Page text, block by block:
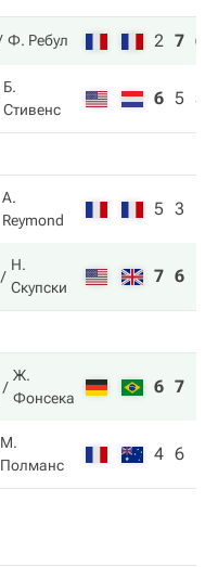
Ф. Ребул 2 7 6
Б.
Стивенс
6 5 3
A.
Reymond
5 3
Н.
Скупски
7 6
Ж.
Фонсека
6 7
М.
Полманс
4 6